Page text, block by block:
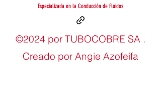
Material y mano de obra según
ASME B16.22
Material, mano de obra y
dimensiones según MSS SP-104
NFPA 99 Sistemas de vacío y gas
para instalaciones de atención
Especializada en la Conducción de Fluidos
©2024 por TUBOCOBRE SA .
Creado por Angie Azofeifa